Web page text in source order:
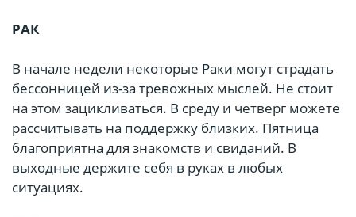
РАК
В начале недели некоторые Раки могут страдать
бессонницей из-за тревожных мыслей. Не стоит
на этом зацикливаться. В среду и четверг можете
рассчитывать на поддержку близких. Пятница
благоприятна для знакомств и свиданий. В
выходные держите себя в руках в любых
ситуациях.